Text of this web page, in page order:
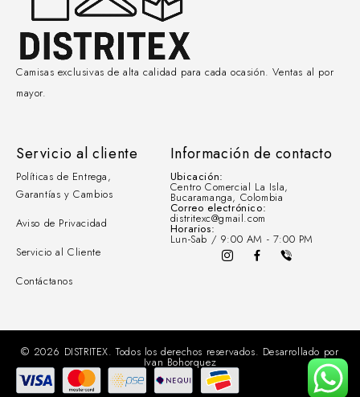
Camisas exclusivas de alta calidad para cada ocasión. Ventas al por
mayor.
Servicio al cliente
Políticas de Entrega,
Garantías y Cambios
Aviso de Privacidad
Servicio al Cliente
Contáctanos
Información de contacto
Ubicación:
Centro Comercial La Isla,
Bucaramanga, Colombia
Correo electrónico:
distritexc@gmail.com
Horarios:
Lun-Sab / 9:00 AM - 7:00 PM
© 2026 DISTRITEX. Todos los derechos reservados. Desarrollado por
Ivan Bohorquez